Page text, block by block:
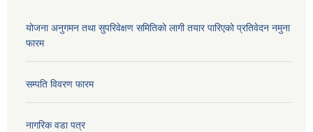
योजना अनुगमन तथा सुपरिवेक्षण समितिको लागी तयार पारिएको प्रतिवेदन नमुना
फारम
सम्पति विवरण फारम
नागरिक वडा पत्र